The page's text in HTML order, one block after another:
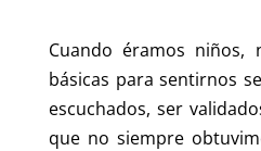
Cuando éramos niños,
básicas para sentirnos
escuchados, ser
que no siempre